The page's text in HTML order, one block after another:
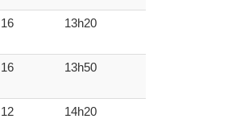
16 13h20
16 13h50
12 14h20